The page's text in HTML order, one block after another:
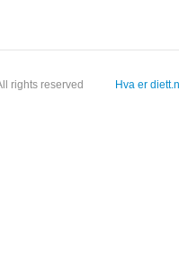
rights reserved Hva er